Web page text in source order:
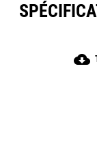
cloud_download